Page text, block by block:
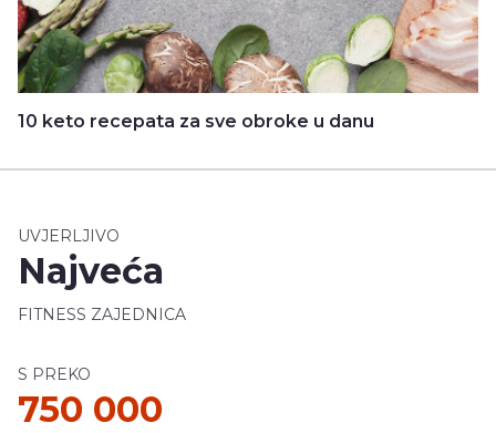
10 keto recepata za sve obroke u danu
UVJERLJIVO
Najveća
FITNESS ZAJEDNICA
S PREKO
750 000